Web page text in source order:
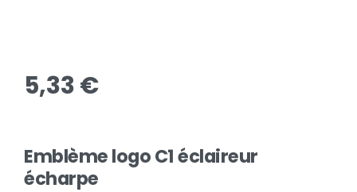
5,33€
Emblème logo C1 éclaireur
écharpe